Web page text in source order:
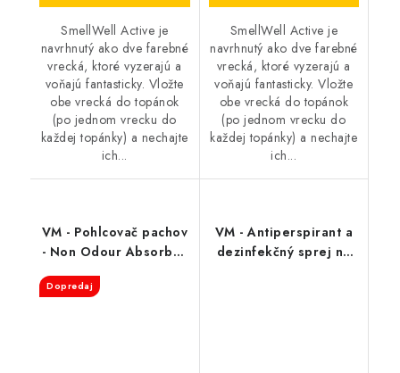
SmellWell Active je
navrhnutý ako dve farebné
vrecká, ktoré vyzerajú a
voňajú fantasticky. Vložte
obe vrecká do topánok
(po jednom vrecku do
každej topánky) a nechajte
ich...
SmellWell Active je
navrhnutý ako dve farebné
vrecká, ktoré vyzerajú a
voňajú fantasticky. Vložte
obe vrecká do topánok
(po jednom vrecku do
každej topánky) a nechajte
ich...
VM - Pohlcovač pachov
- Non Odour Absorber
3501
Dopredaj
VM - Antiperspirant a
dezinfekčný sprej na